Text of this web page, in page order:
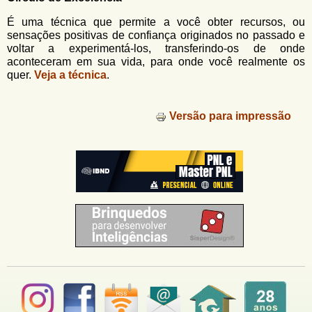
l
á
r
i
o
G
o
l
f
É uma técnica que permite a você obter recursos, ou
sensações positivas de confiança originados no passado e
voltar a experimentá-los, transferindo-os de onde
aconteceram em sua vida, para onde você realmente os
quer. Veja a técnica.
Versão para impressão